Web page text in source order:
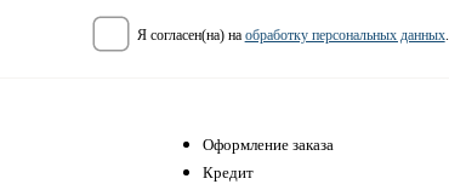
я согласен(на) на обработку персональных данных.
Оформление заказа
Кредит